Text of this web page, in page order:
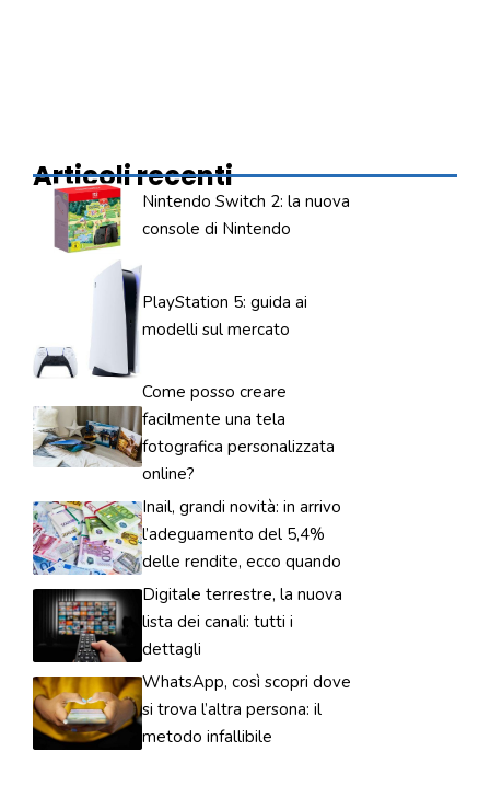
Articoli recenti
Nintendo Switch 2: la nuova
console di Nintendo
PlayStation 5: guida ai
modelli sul mercato
Come posso creare
facilmente una tela
fotografica personalizzata
online?
Inail, grandi novità: in arrivo
l’adeguamento del 5,4%
delle rendite, ecco quando
Digitale terrestre, la nuova
lista dei canali: tutti i
dettagli
WhatsApp, così scopri dove
si trova l’altra persona: il
metodo infallibile